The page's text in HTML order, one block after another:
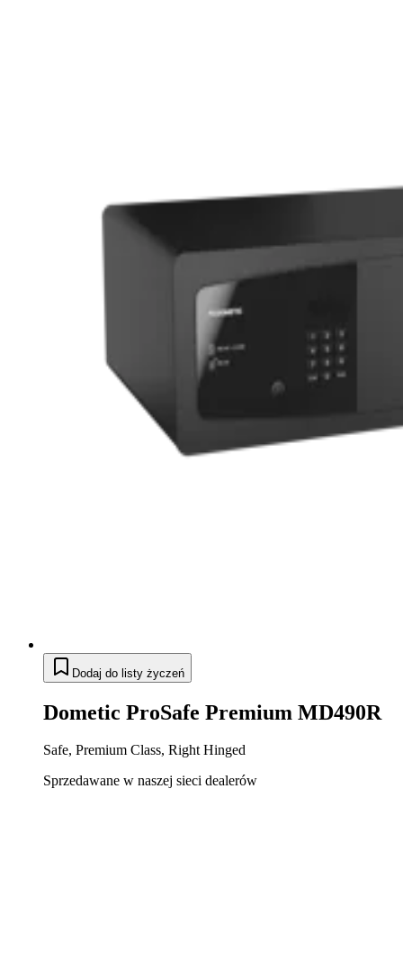
Dodaj do listy życzeń
Dometic ProSafe Premium MD490R
Safe, Premium Class, Right Hinged
Sprzedawane w naszej sieci dealerów